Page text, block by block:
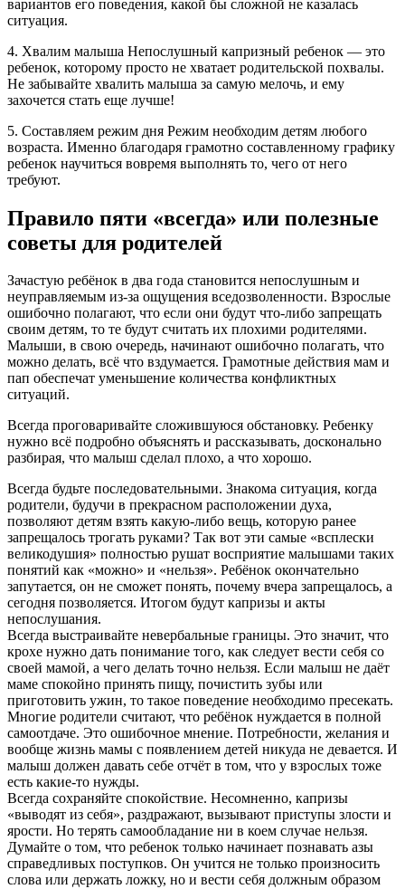
вариантов его поведения, какой бы сложной не казалась
ситуация.
4. Хвалим малыша Непослушный капризный ребенок — это
ребенок, которому просто не хватает родительской похвалы.
Не забывайте хвалить малыша за самую мелочь, и ему
захочется стать еще лучше!
5. Составляем режим дня Режим необходим детям любого
возраста. Именно благодаря грамотно составленному графику
ребенок научиться вовремя выполнять то, чего от него
требуют.
Правило пяти «всегда» или полезные
советы для родителей
Зачастую ребёнок в два года становится непослушным и
неуправляемым из-за ощущения вседозволенности. Взрослые
ошибочно полагают, что если они будут что-либо запрещать
своим детям, то те будут считать их плохими родителями.
Малыши, в свою очередь, начинают ошибочно полагать, что
можно делать, всё что вздумается. Грамотные действия мам и
пап обеспечат уменьшение количества конфликтных
ситуаций.
Всегда проговаривайте сложившуюся обстановку. Ребенку
нужно всё подробно объяснять и рассказывать, досконально
разбирая, что малыш сделал плохо, а что хорошо.
Всегда будьте последовательными. Знакома ситуация, когда
родители, будучи в прекрасном расположении духа,
позволяют детям взять какую-либо вещь, которую ранее
запрещалось трогать руками? Так вот эти самые «всплески
великодушия» полностью рушат восприятие малышами таких
понятий как «можно» и «нельзя». Ребёнок окончательно
запутается, он не сможет понять, почему вчера запрещалось, а
сегодня позволяется. Итогом будут капризы и акты
непослушания.
Всегда выстраивайте невербальные границы. Это значит, что
крохе нужно дать понимание того, как следует вести себя со
своей мамой, а чего делать точно нельзя. Если малыш не даёт
маме спокойно принять пищу, почистить зубы или
приготовить ужин, то такое поведение необходимо пресекать.
Многие родители считают, что ребёнок нуждается в полной
самоотдаче. Это ошибочное мнение. Потребности, желания и
вообще жизнь мамы с появлением детей никуда не девается. И
малыш должен давать себе отчёт в том, что у взрослых тоже
есть какие-то нужды.
Всегда сохраняйте спокойствие. Несомненно, капризы
«выводят из себя», раздражают, вызывают приступы злости и
ярости. Но терять самообладание ни в коем случае нельзя.
Думайте о том, что ребенок только начинает познавать азы
справедливых поступков. Он учится не только произносить
слова или держать ложку, но и вести себя должным образом